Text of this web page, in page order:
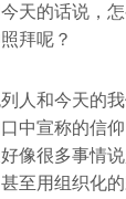
天的话说，
拜呢？
人和今天的
中宣称的信
像很多事情
至用组织化